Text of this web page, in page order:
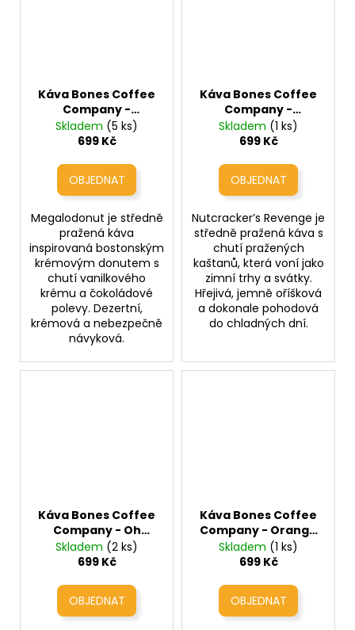
Káva Bones Coffee
Company -
Megalodonut
(bostonský krémový
Skladem (5 ks)
699 Kč
Megalodonut je středně
pražená káva
inspirovaná bostonským
krémovým donutem s
chutí vanilkového
krému a čokoládové
polevy. Dezertní,
krémová a nebezpečně
návyková.
Káva Bones Coffee
Company -
Nutcracker’s
Revenge (pražený
Skladem (1 ks)
699 Kč
Nutcracker’s Revenge je
středně pražená káva s
chutí pražených
kaštanů, která voní jako
zimní trhy a svátky.
Hřejivá, jemně oříšková
a dokonale pohodová
do chladných dní.
Káva Bones Coffee
Company - Oh
Fuuudge! –
(čokoládový fudge s
Skladem (2 ks)
699 Kč
Káva Bones Coffee
Company - Orange
Sickle
(pomerančový krém
Skladem (1 ks)
699 Kč